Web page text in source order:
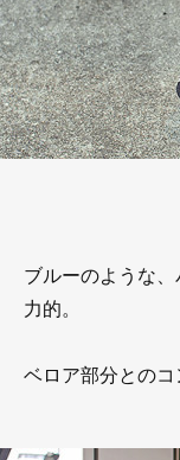
ブルーのような
力的。
ベロア部分とのコ